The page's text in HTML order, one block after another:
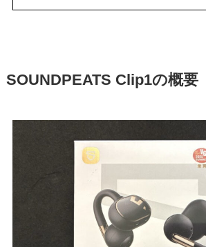
SOUNDPEATS Clip1の概要